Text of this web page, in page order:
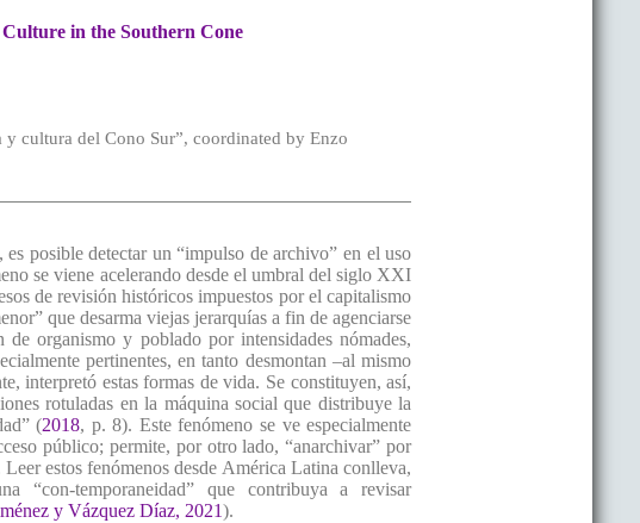
in the Southern Cone
cultura del Cono Sur”, coordinated by Enzo
es posible detectar un “impulso de archivo” en el uso
se viene acelerando desde el umbral del siglo XXI
de revisión históricos impuestos por el capitalismo
que desarma viejas jerarquías a fin de agenciarse
organismo y poblado por intensidades nómades,
pertinentes, en tanto desmontan –al mismo
interpretó estas formas de vida. Se constituyen, así,
rotuladas en la máquina social que distribuye la
(2018, p. 8). Este fenómeno se ve especialmente
público; permite, por otro lado, “anarchivar” por
estos fenómenos desde América Latina conlleva,
“con-temporaneidad” que contribuya a revisar
y Vázquez Díaz, 2021).